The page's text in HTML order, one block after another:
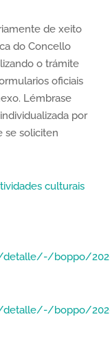
de xeito
do Concello
o trámite
oficiais
Lémbrase
por
se soliciten
culturais
boppo/
boppo/